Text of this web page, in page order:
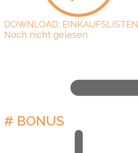
DOWNLOAD: EINKAUFSLISTEN
Noch nicht gelesen
# BONUS